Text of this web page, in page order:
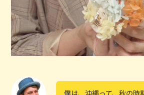
僕は、沖縄って、秋の時